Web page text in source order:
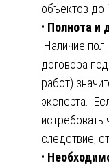
объектов до
• Полнота и
Наличие
договора
работ)
эксперта.
истребовать
следствие,
•